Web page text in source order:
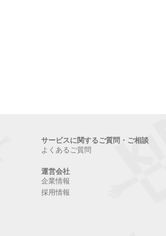
サービスに関するご質問・ご相談
よくあるご質問
運営会社
企業情報
採用情報